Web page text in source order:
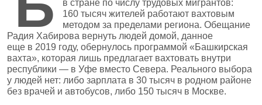
в стране по числу трудовых мигрантов:
160 тысяч жителей работают вахтовым
методом за пределами региона. Обещание
Радия Хабирова вернуть людей домой, данное
еще в 2019 году, обернулось программой «Башкирская
вахта», которая лишь предлагает вахтовать внутри
республики — в Уфе вместо Севера. Реального выбора
у людей нет: либо зарплата в 30 тысяч в родном районе
без врачей и автобусов, либо 150 тысяч в Москве.